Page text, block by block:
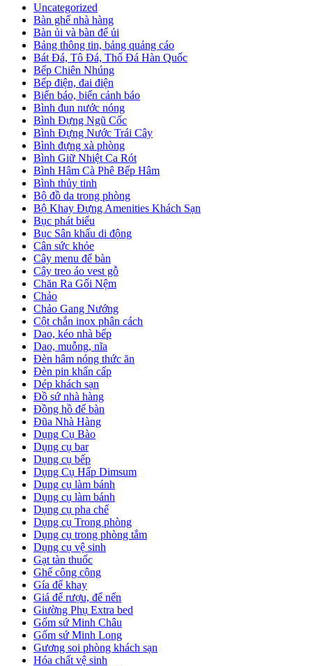
Uncategorized
Bàn ghế nhà hàng
Bàn ủi và bàn để ủi
Bảng thông tin, bảng quảng cáo
Bát Đá, Tô Đá, Thố Đá Hàn Quốc
Bếp Chiên Nhúng
Bếp điện, đai điện
Biển báo, biển cảnh báo
Bình đun nước nóng
Bình Đựng Ngũ Cốc
Bình Đựng Nước Trái Cây
Bình đựng xà phòng
Bình Giữ Nhiệt Ca Rót
Bình Hâm Cà Phê Bếp Hâm
Bình thủy tinh
Bộ đồ da trong phòng
Bộ Khay Đựng Amenities Khách Sạn
Bục phát biểu
Bục Sân khấu di động
Cân sức khỏe
Cây menu để bàn
Cây treo áo vest gỗ
Chăn Ra Gối Nệm
Chảo
Chảo Gang Nướng
Cột chắn inox phân cách
Dao, kéo nhà bếp
Dao, muỗng, nĩa
Đèn hâm nóng thức ăn
Đèn pin khẩn cấp
Dép khách sạn
Đồ sứ nhà hàng
Đồng hồ để bàn
Đũa Nhà Hàng
Dụng Cụ Bào
Dụng cụ bar
Dụng cụ bếp
Dụng Cụ Hấp Dimsum
Dụng cụ làm bánh
Dụng cụ làm bánh
Dụng cụ pha chế
Dụng cụ Trong phòng
Dụng cụ trong phòng tắm
Dụng cụ vệ sinh
Gạt tàn thuốc
Ghế công cộng
Gía để khay
Giá để rượu, để nến
Giường Phụ Extra bed
Gốm sứ Minh Châu
Gốm sứ Minh Long
Gương soi phòng khách sạn
Hóa chất vệ sinh